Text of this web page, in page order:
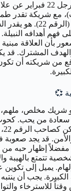
في حياته الجنسية، يبحث
مع شريكة تقدر
رؤيته لبناء شيء ذي قيمة
فهم أهدافه
بأن العلاقة
والهدف المشترك.
من شريكته أن
💞
22 فبراير هو شريك مخلص،
من يحب.
قد يجد صعوبة
إظهار حبه من
تتمتع بالهيبة
يميل إلى
يجب أن
للاسترخاء